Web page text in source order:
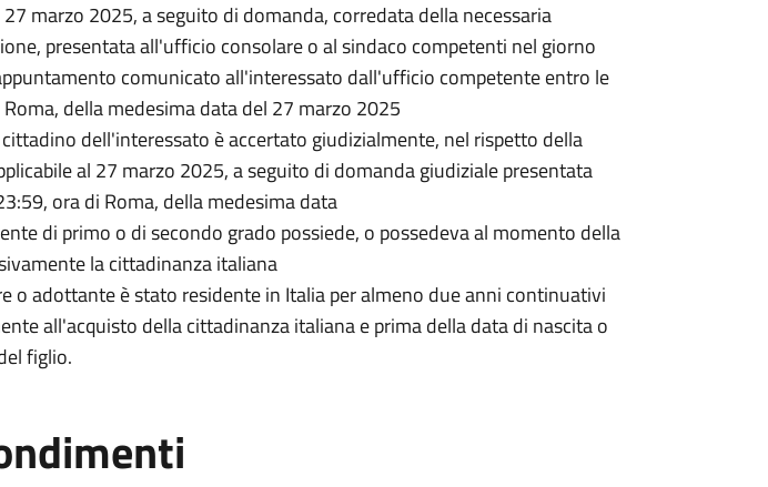
27 marzo 2025, a seguito di domanda, corredata della necessaria
presentata all'ufficio consolare o al sindaco competenti nel giorno
comunicato all'interessato dall'ufficio competente entro le
della medesima data del 27 marzo 2025
dell'interessato è accertato giudizialmente, nel rispetto della
al 27 marzo 2025, a seguito di domanda giudiziale presentata
ora di Roma, della medesima data
di primo o di secondo grado possiede, o possedeva al momento della
la cittadinanza italiana
o adottante è stato residente in Italia per almeno due anni continuativi
all'acquisto della cittadinanza italiana e prima della data di nascita o
figlio.